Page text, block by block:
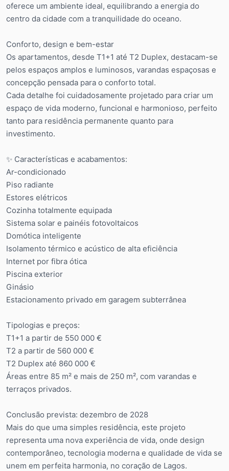
oferece um ambiente ideal, equilibrando a energia do
centro da cidade com a tranquilidade do oceano.
Conforto, design e bem-estar
Os apartamentos, desde T1+1 até T2 Duplex, destacam-se
pelos espaços amplos e luminosos, varandas espaçosas e
concepção pensada para o conforto total.
Cada detalhe foi cuidadosamente projetado para criar um
espaço de vida moderno, funcional e harmonioso, perfeito
tanto para residência permanente quanto para
investimento.
✨ Características e acabamentos:
Ar-condicionado
Piso radiante
Estores elétricos
Cozinha totalmente equipada
Sistema solar e painéis fotovoltaicos
Domótica inteligente
Isolamento térmico e acústico de alta eficiência
Internet por fibra ótica
Piscina exterior
Ginásio
Estacionamento privado em garagem subterrânea
Tipologias e preços:
T1+1 a partir de 550 000 €
T2 a partir de 560 000 €
T2 Duplex até 860 000 €
Áreas entre 85 m² e mais de 250 m², com varandas e
terraços privados.
Conclusão prevista: dezembro de 2028
Mais do que uma simples residência, este projeto
representa uma nova experiência de vida, onde design
contemporâneo, tecnologia moderna e qualidade de vida se
unem em perfeita harmonia, no coração de Lagos.